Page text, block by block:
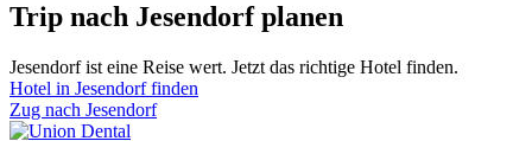
Trip nach Jesendorf planen
Jesendorf ist eine Reise wert. Jetzt das richtige Hotel finden.
Hotel in Jesendorf finden
Zug nach Jesendorf